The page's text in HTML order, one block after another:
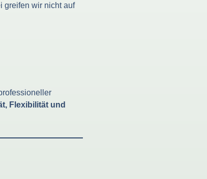
greifen wir nicht auf
Flexibilität und